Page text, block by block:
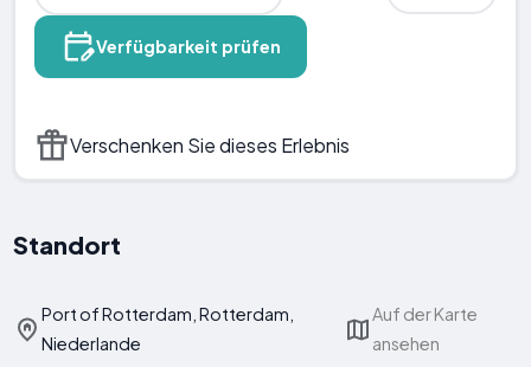
Verfügbarkeit prüfen
Verschenken Sie dieses Erlebnis
Standort
Port of Rotterdam, Rotterdam,
Niederlande
Auf der Karte
ansehen